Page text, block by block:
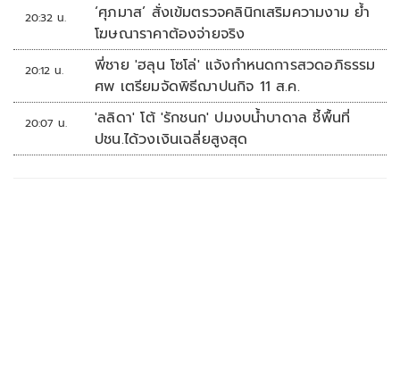
20:32 น.
‘ศุภมาส’ สั่งเข้มตรวจคลินิกเสริมความงาม ย้ำ
โฆษณาราคาต้องจ่ายจริง
20:12 น.
พี่ชาย 'ฮลุน โซโล่' แจ้งกำหนดการสวดอภิธรรม
ศพ เตรียมจัดพิธีฌาปนกิจ 11 ส.ค.
20:07 น.
'ลลิดา' โต้ 'รักชนก' ปมงบน้ำบาดาล ชี้พื้นที่
ปชน.ได้วงเงินเฉลี่ยสูงสุด